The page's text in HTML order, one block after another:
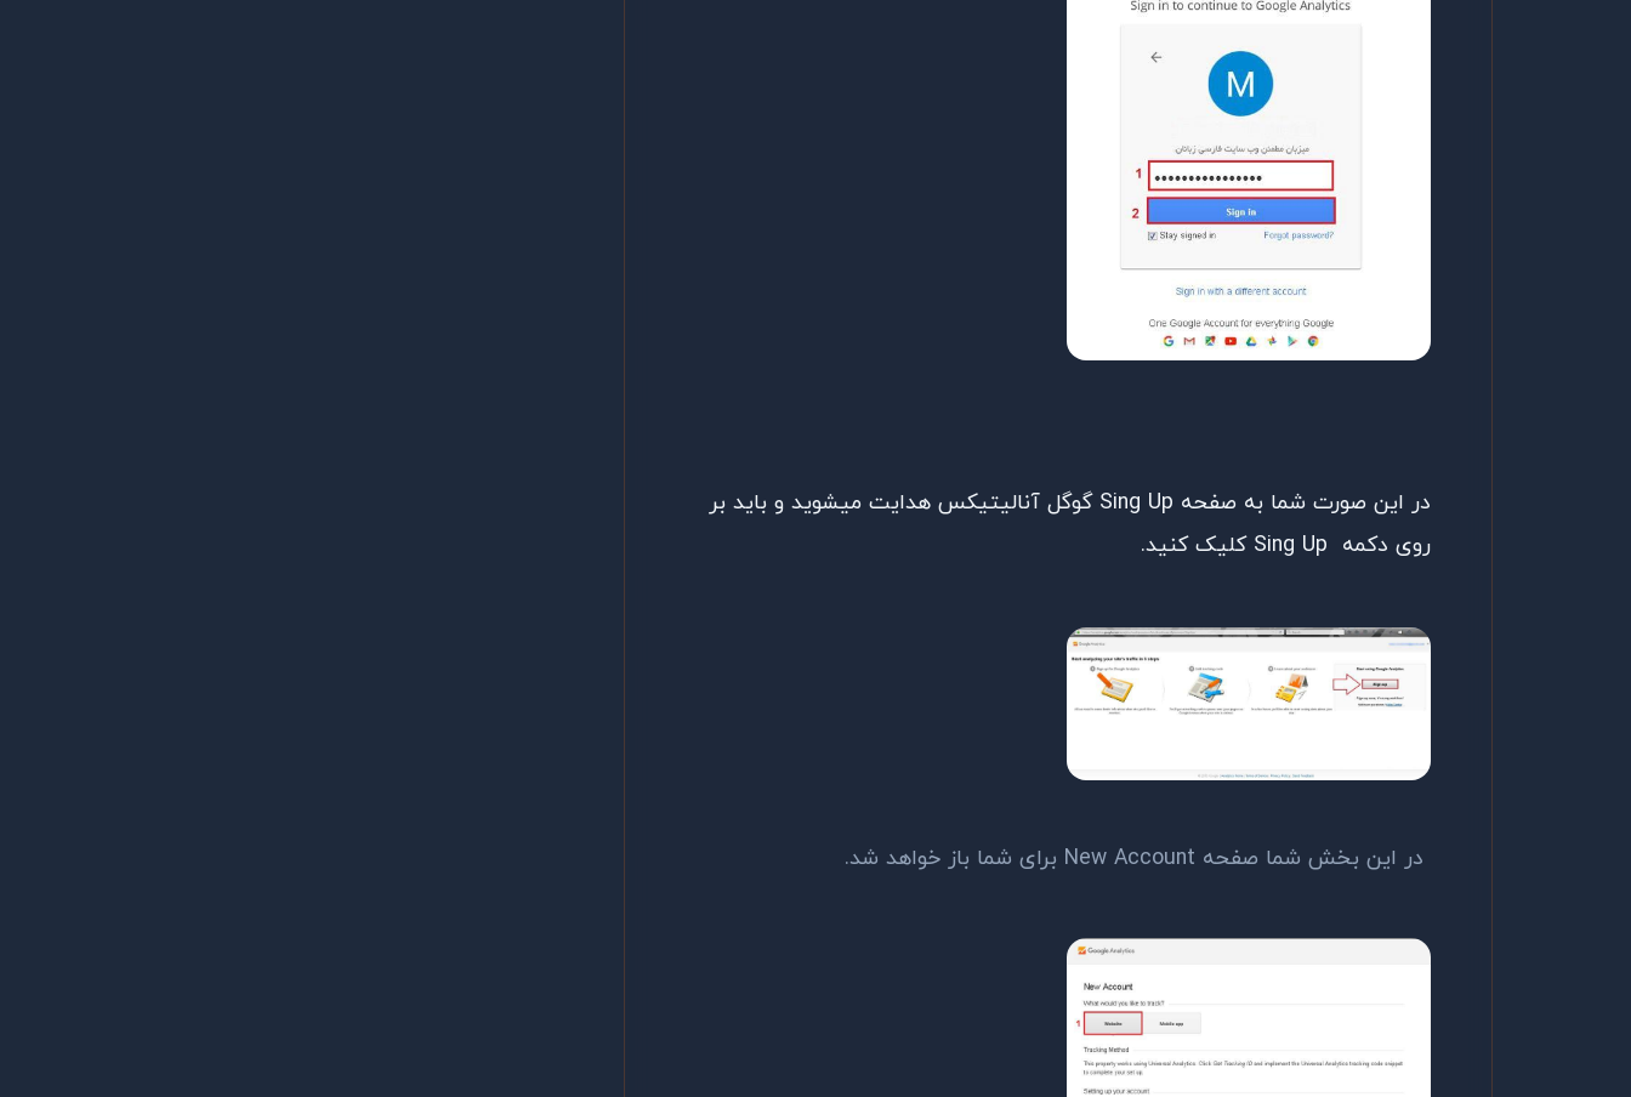
در این صورت شما به صفحه Sing Up گوگل آنالیتیکس هدایت میشوید و باید بر
روی دکمه Sing Up کلیک کنید.
در این بخش شما صفحه New Account برای شما باز خواهد شد.